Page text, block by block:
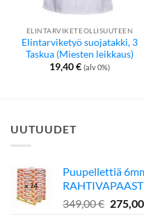
ELINTARVIKETEOLLISUUTEEN
Elintarviketyö suojatakki, 3
Taskua (Miesten leikkaus)
19,40€ (alv 0%)
UUTUUDET
Puupellettiä
349,00€ 275,00